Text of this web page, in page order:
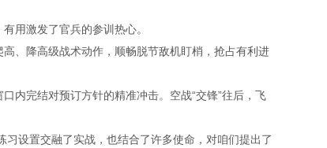
用激发了官兵的参训热心。
、降高级战术动作，顺畅脱节敌机盯梢，抢占有利进
完结对预订方针的精准冲击。空战“交锋”往后，飞
设置交融了实战，也结合了许多使命，对咱们提出了